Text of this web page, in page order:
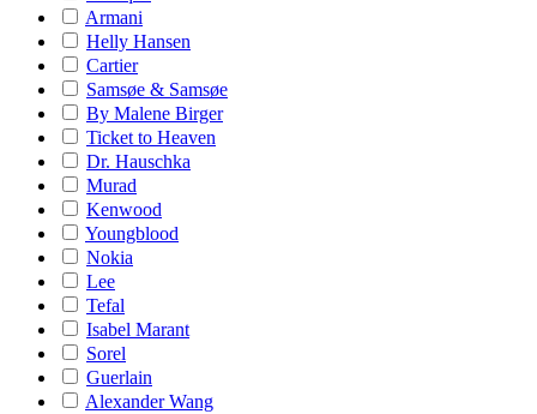
Armani
Helly Hansen
Cartier
Samsøe & Samsøe
By Malene Birger
Ticket to Heaven
Dr. Hauschka
Murad
Kenwood
Youngblood
Nokia
Lee
Tefal
Isabel Marant
Sorel
Guerlain
Alexander Wang